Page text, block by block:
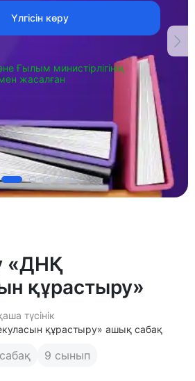
Үлгісін көру
Ғылым министірлігінің
жасалған
«ДНҚ
құрастыру»
түсінік
құрастыру» ашық сабақ
9 сынып